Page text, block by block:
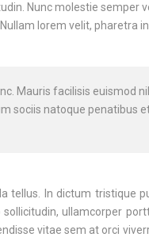
Nunc molestie semper
lorem velit, pharetra
Mauris facilisis euismod
sociis natoque penatibus
tellus. In dictum tristique
ullamcorper
vitae sem at orci